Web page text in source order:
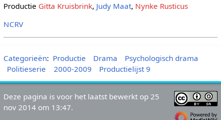
Productie Gitta Kruisbrink, Judy Maat, Nynke Rusticus
NCRV
Categorieën: Productie Drama
Psychologisch drama
Politieserie
2000-2009 Productielijst 9
Deze pagina is voor het laatst bewerkt op 25
nov 2014 om 13:47.